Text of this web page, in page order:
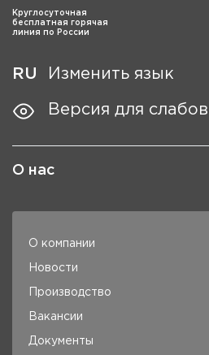
Круглосуточная
бесплатная горячая
линия по России
RU Изменить язык
Версия для
О нас
О компании
Новости
Производство
Вакансии
Документы